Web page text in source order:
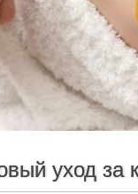
уход за